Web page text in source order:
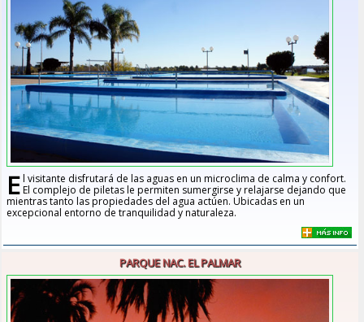
E l visitante disfrutará de las aguas en un microclima de calma y confort.
El complejo de piletas le permiten sumergirse y relajarse dejando que
mientras tanto las propiedades del agua actúen. Ubicadas en un
excepcional entorno de tranquilidad y naturaleza.
PARQUE NAC. EL PALMAR